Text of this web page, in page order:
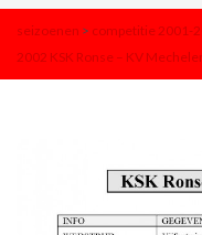
seizoenen > competitie 2001-
2002 KSK Ronse – KV